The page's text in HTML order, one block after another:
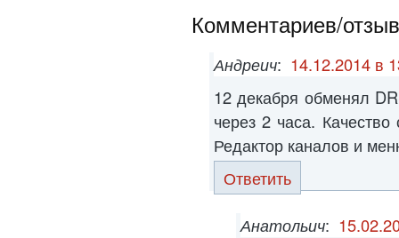
Комментариев/
Андреич: 14.12.2014 в
12 декабря обменял
через 2 часа.
Редактор каналов и
Ответить
Анатольич: